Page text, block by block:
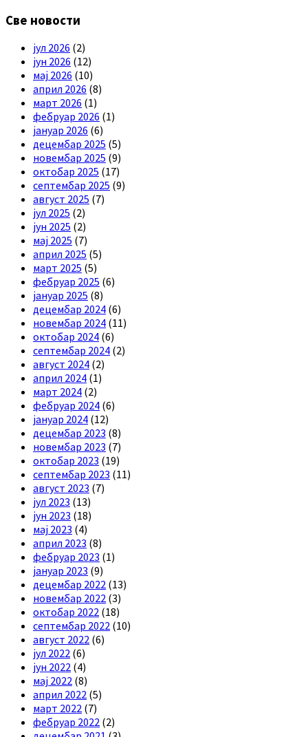
Све новости
јул 2026 (2)
јун 2026 (12)
мај 2026 (10)
април 2026 (8)
март 2026 (1)
фебруар 2026 (1)
јануар 2026 (6)
децембар 2025 (5)
новембар 2025 (9)
октобар 2025 (17)
септембар 2025 (9)
август 2025 (7)
јул 2025 (2)
јун 2025 (2)
мај 2025 (7)
април 2025 (5)
март 2025 (5)
фебруар 2025 (6)
јануар 2025 (8)
децембар 2024 (6)
новембар 2024 (11)
октобар 2024 (6)
септембар 2024 (2)
август 2024 (2)
април 2024 (1)
март 2024 (2)
фебруар 2024 (6)
јануар 2024 (12)
децембар 2023 (8)
новембар 2023 (7)
октобар 2023 (19)
септембар 2023 (11)
август 2023 (7)
јул 2023 (13)
јун 2023 (18)
мај 2023 (4)
април 2023 (8)
фебруар 2023 (1)
јануар 2023 (9)
децембар 2022 (13)
новембар 2022 (3)
октобар 2022 (18)
септембар 2022 (10)
август 2022 (6)
јул 2022 (6)
јун 2022 (4)
мај 2022 (8)
април 2022 (5)
март 2022 (7)
фебруар 2022 (2)